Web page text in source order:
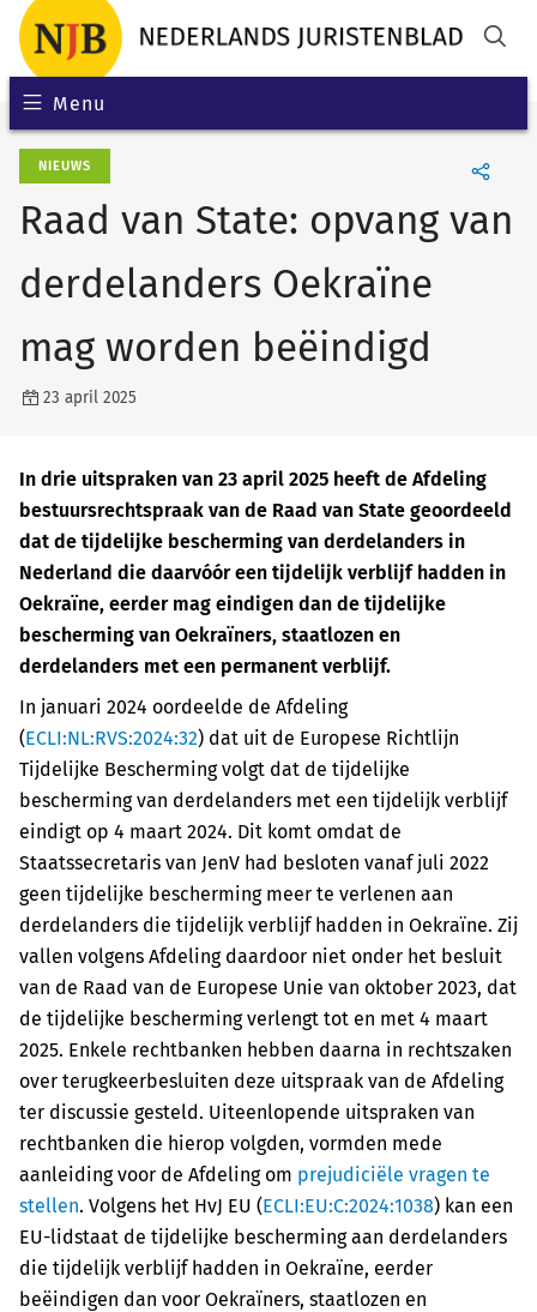
Menu
NIEUWS
Raad van State: opvang van
derdelanders Oekraïne
mag worden beëindigd
23 april 2025
In drie uitspraken van 23 april 2025 heeft de Afdeling
bestuursrechtspraak van de Raad van State geoordeeld
dat de tijdelijke bescherming van derdelanders in
Nederland die daarvóór een tijdelijk verblijf hadden in
Oekraïne, eerder mag eindigen dan de tijdelijke
bescherming van Oekraïners, staatlozen en
derdelanders met een permanent verblijf.
In januari 2024 oordeelde de Afdeling
(ECLI:NL:RVS:2024:32) dat uit de Europese Richtlijn
Tijdelijke Bescherming volgt dat de tijdelijke
bescherming van derdelanders met een tijdelijk verblijf
eindigt op 4 maart 2024. Dit komt omdat de
Staatssecretaris van JenV had besloten vanaf juli 2022
geen tijdelijke bescherming meer te verlenen aan
derdelanders die tijdelijk verblijf hadden in Oekraïne. Zij
vallen volgens Afdeling daardoor niet onder het besluit
van de Raad van de Europese Unie van oktober 2023, dat
de tijdelijke bescherming verlengt tot en met 4 maart
2025. Enkele rechtbanken hebben daarna in rechtszaken
over terugkeerbesluiten deze uitspraak van de Afdeling
ter discussie gesteld. Uiteenlopende uitspraken van
rechtbanken die hierop volgden, vormden mede
aanleiding voor de Afdeling om prejudiciële vragen te
stellen. Volgens het HvJ EU (ECLI:EU:C:2024:1038) kan een
EU-lidstaat de tijdelijke bescherming aan derdelanders
die tijdelijk verblijf hadden in Oekraïne, eerder
beëindigen dan voor Oekraïners, staatlozen en